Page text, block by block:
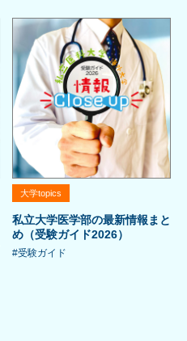
大学topics
私立大学医学部の最新情報まと
め（受験ガイド2026）
#受験ガイド